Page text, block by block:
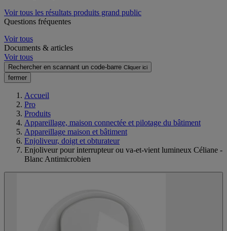
Voir tous les résultats produits grand public
Questions fréquentes
Voir tous
Documents & articles
Voir tous
Rechercher en scannant un code-barre Cliquer ici
fermer
Accueil
Pro
Produits
Appareillage, maison connectée et pilotage du bâtiment
Appareillage maison et bâtiment
Enjoliveur, doigt et obturateur
Enjoliveur pour interrupteur ou va-et-vient lumineux Céliane -
Blanc Antimicrobien